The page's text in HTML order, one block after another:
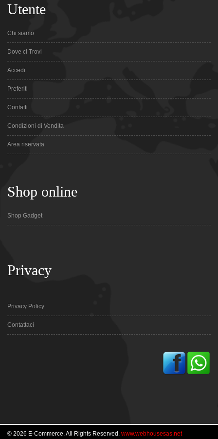
Utente
Chi siamo
Dove ci Trovi
Accedi
Preferiti
Contatti
Condizioni di Vendita
Area riservata
Shop online
Shop Gadget
Privacy
Privacy Policy
Contattaci
© 2026 E-Commerce. All Rights Reserved. www.webhousesas.net